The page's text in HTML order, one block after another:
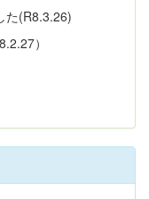
た(R8.3.26)
）